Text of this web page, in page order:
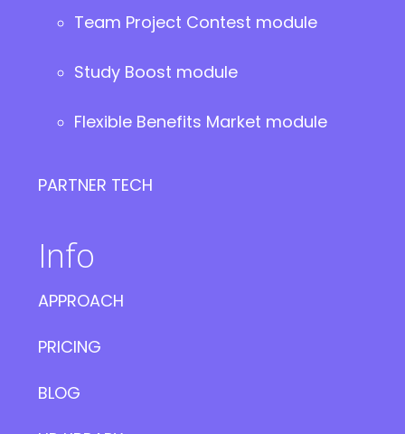
Team Project Contest module
Study Boost module
Flexible Benefits Market module
PARTNER TECH
Info
APPROACH
PRICING
BLOG